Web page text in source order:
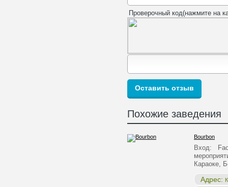
Проверочный код(нажмите на
Похожие заведения
Bourbon
Вход:
Караоке,
Адрес: